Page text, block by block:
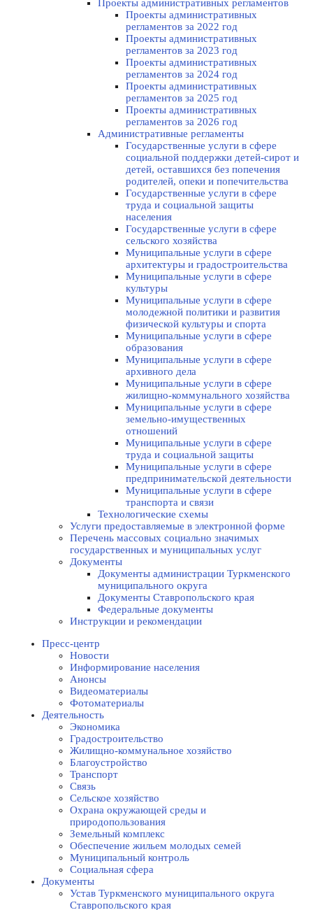
Проекты административных регламентов
Проекты административных
регламентов за 2022 год
Проекты административных
регламентов за 2023 год
Проекты административных
регламентов за 2024 год
Проекты административных
регламентов за 2025 год
Проекты административных
регламентов за 2026 год
Административные регламенты
Государственные услуги в сфере
социальной поддержки детей-сирот и
детей, оставшихся без попечения
родителей, опеки и попечительства
Государственные услуги в сфере
труда и социальной защиты
населения
Государственные услуги в сфере
сельского хозяйства
Муниципальные услуги в сфере
архитектуры и градостроительства
Муниципальные услуги в сфере
культуры
Муниципальные услуги в сфере
молодежной политики и развития
физической культуры и спорта
Муниципальные услуги в сфере
образования
Муниципальные услуги в сфере
архивного дела
Муниципальные услуги в сфере
жилищно-коммунального хозяйства
Муниципальные услуги в сфере
земельно-имущественных
отношений
Муниципальные услуги в сфере
труда и социальной защиты
Муниципальные услуги в сфере
предпринимательской деятельности
Муниципальные услуги в сфере
транспорта и связи
Технологические схемы
Услуги предоставляемые в электронной форме
Перечень массовых социально значимых
государственных и муниципальных услуг
Документы
Документы администрации Туркменского
муниципального округа
Документы Ставропольского края
Федеральные документы
Инструкции и рекомендации
Пресс-центр
Новости
Информирование населения
Анонсы
Видеоматериалы
Фотоматериалы
Деятельность
Экономика
Градостроительство
Жилищно-коммунальное хозяйство
Благоустройство
Транспорт
Связь
Сельское хозяйство
Охрана окружающей среды и
природопользования
Земельный комплекс
Обеспечение жильем молодых семей
Муниципальный контроль
Социальная сфера
Документы
Устав Туркменского муниципального округа
Ставропольского края